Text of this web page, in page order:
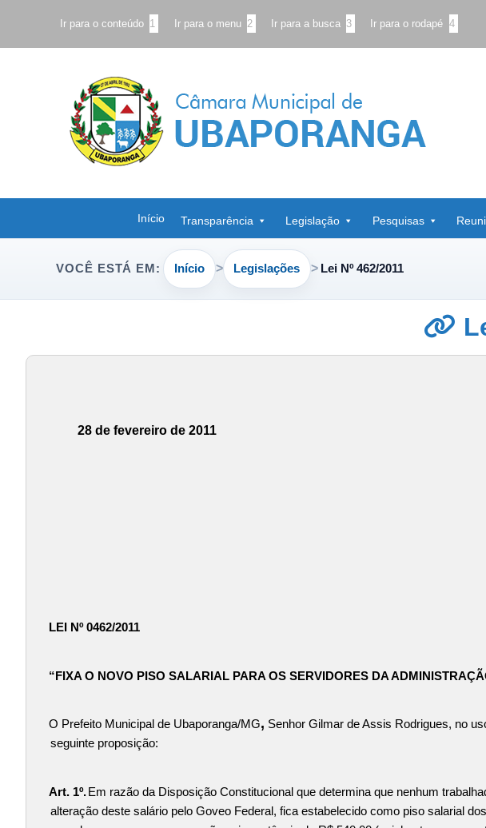
Ir para o conteúdo 1 Ir para o menu 2 Ir para a busca 3 Ir para o rodapé 4
Início Transparência Legislação Pesquisas
VOCÊ ESTÁ EM: Início Legislações Lei Nº 462/2011
28 de fevereiro de 2011
LEI Nº 0462/2011
“FIXA O NOVO PISO SALARIAL PARA OS SERVIDORES DA
O Prefeito Municipal de Ubaporanga/MG, Senhor Gilmar de Assis Rodrigues, no
seguinte proposição:
Art. 1º.Em razão da Disposição Constitucional que determina que nenhum
alteração deste salário pelo Goveo Federal, fica estabelecido como piso salarial